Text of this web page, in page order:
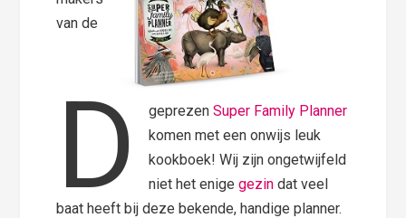
D
van de
geprezen Super Family Planner
komen met een onwijs leuk
kookboek! Wij zijn ongetwijfeld
niet het enige gezin dat veel
baat heeft bij deze bekende, handige planner.